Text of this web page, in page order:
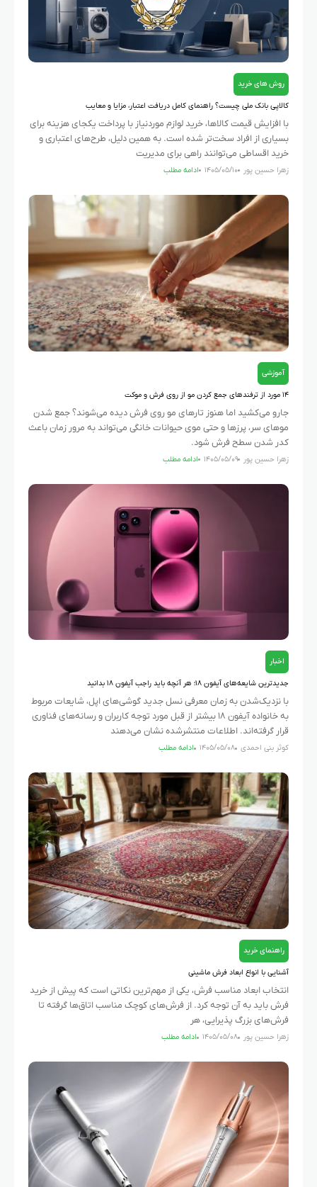
روش های خرید
کالاپی بانک ملی چیست؟ راهنمای کامل دریافت اعتبار، مزایا و معایب
با افزایش قیمت کالاها، خرید لوازم موردنیاز با پرداخت یکجای هزینه برای
بسیاری از افراد سخت‌تر شده است. به همین دلیل، طرح‌های اعتباری و
خرید اقساطی می‌توانند راهی برای مدیریت
زهرا حسین پور ۱۴۰۵/۰۵/۱۰ ادامه مطلب
آموزشی
۱۴ مورد از ترفندهای جمع کردن مو از روی فرش و موکت
جارو می‌کشید اما هنوز تارهای مو روی فرش دیده می‌شوند؟ جمع شدن
موهای سر، پرزها و حتی موی حیوانات خانگی می‌تواند به مرور زمان باعث
کدر شدن سطح فرش شود.
زهرا حسین پور ۱۴۰۵/۰۵/۰۹ ادامه مطلب
اخبار
جدیدترین شایعه‌های آیفون ۱۸؛ هر آنچه باید راجب آیفون ۱۸ بدانید
با نزدیک‌شدن به زمان معرفی نسل جدید گوشی‌های اپل، شایعات مربوط
به خانواده آیفون ۱۸ بیشتر از قبل مورد توجه کاربران و رسانه‌های فناوری
قرار گرفته‌اند. اطلاعات منتشرشده نشان می‌دهند
کوثر بنی احمدی ۱۴۰۵/۰۵/۰۸ ادامه مطلب
راهنمای خرید
آشنایی با انواع ابعاد فرش ماشینی
انتخاب ابعاد مناسب فرش، یکی از مهم‌ترین نکاتی است که پیش از خرید
فرش باید به آن توجه کرد. از فرش‌های کوچک مناسب اتاق‌ها گرفته تا
فرش‌های بزرگ پذیرایی، هر
زهرا حسین پور ۱۴۰۵/۰۵/۰۸ ادامه مطلب